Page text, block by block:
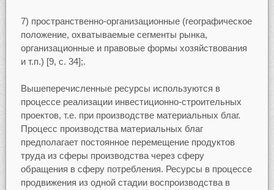
7) пространственно-организационные (географическое
положение, охватываемые сегменты рынка,
организационные и правовые формы хозяйствования
и т.п.) [9, с. 34];.
Вышеперечисленные ресурсы используются в
процессе реализации инвестиционно-строительных
проектов, т.е. при производстве материальных благ.
Процесс производства материальных благ
предполагает постоянное перемещение продуктов
труда из сферы производства через сферу
обращения в сферу потребления. Ресурсы в процессе
продвижения из одной стадии воспроизводства в